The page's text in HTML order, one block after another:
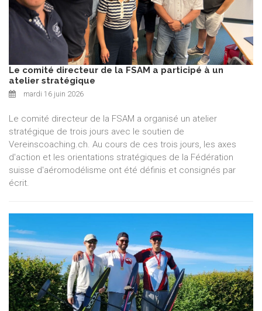
Le comité directeur de la FSAM a participé à un
atelier stratégique
mardi 16 juin 2026
Le comité directeur de la FSAM a organisé un atelier
stratégique de trois jours avec le soutien de
Vereinscoaching.ch. Au cours de ces trois jours, les axes
d'action et les orientations stratégiques de la Fédération
suisse d'aéromodélisme ont été définis et consignés par
écrit.